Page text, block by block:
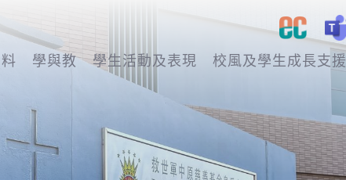
學與教 學生活動及表現 校風及學生成長支援